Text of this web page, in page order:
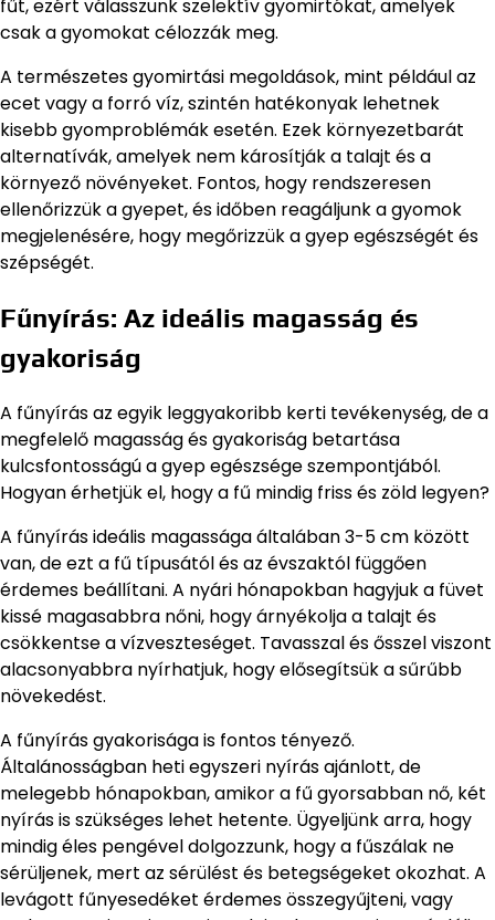
fűt, ezért válasszunk szelektív gyomirtókat, amelyek
csak a gyomokat célozzák meg.
A természetes gyomirtási megoldások, mint például az
ecet vagy a forró víz, szintén hatékonyak lehetnek
kisebb gyomproblémák esetén. Ezek környezetbarát
alternatívák, amelyek nem károsítják a talajt és a
környező növényeket. Fontos, hogy rendszeresen
ellenőrizzük a gyepet, és időben reagáljunk a gyomok
megjelenésére, hogy megőrizzük a gyep egészségét és
szépségét.
Fűnyírás: Az ideális magasság és
gyakoriság
A fűnyírás az egyik leggyakoribb kerti tevékenység, de a
megfelelő magasság és gyakoriság betartása
kulcsfontosságú a gyep egészsége szempontjából.
Hogyan érhetjük el, hogy a fű mindig friss és zöld legyen?
A fűnyírás ideális magassága általában 3-5 cm között
van, de ezt a fű típusától és az évszaktól függően
érdemes beállítani. A nyári hónapokban hagyjuk a füvet
kissé magasabbra nőni, hogy árnyékolja a talajt és
csökkentse a vízveszteséget. Tavasszal és ősszel viszont
alacsonyabbra nyírhatjuk, hogy elősegítsük a sűrűbb
növekedést.
A fűnyírás gyakorisága is fontos tényező.
Általánosságban heti egyszeri nyírás ajánlott, de
melegebb hónapokban, amikor a fű gyorsabban nő, két
nyírás is szükséges lehet hetente. Ügyeljünk arra, hogy
mindig éles pengével dolgozzunk, hogy a fűszálak ne
sérüljenek, mert az sérülést és betegségeket okozhat. A
levágott fűnyesedéket érdemes összegyűjteni, vagy